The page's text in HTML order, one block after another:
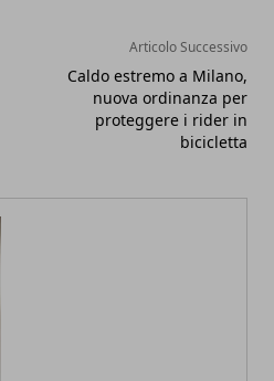
Articolo Successivo
Caldo estremo a Milano,
nuova ordinanza per
proteggere i rider in
bicicletta